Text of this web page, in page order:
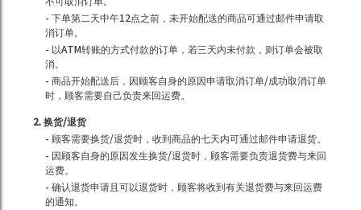
- 下单第二天中午12点之前，未开始配送的商品可通过邮件申请取
消订单。
- 以ATM转账的方式付款的订单，若三天内未付款，则订单会被取
消。
- 商品开始配送后，因顾客自身的原因申请取消订单/成功取消订单
时，顾客需要自己负责来回运费。
2. 换货/退货
- 顾客需要换货/退货时，收到商品的七天内可通过邮件申请退货。
- 因顾客自身的原因发生换货/退货时，顾客需要负责退货费与来回
运费。
- 确认退货申请且可以退货时，顾客将收到有关退货费与来回运费
的通知。